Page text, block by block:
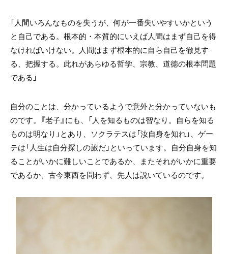
「人間いろんなものを失うが、何が一番失いやすいかという
と自己である。根本的・本質的にいえば人間はまず自己を得
なければいけない。人間はまず根本的に自ら自己を徹見す
る、把握する。此れがあらゆる哲学、宗教、道徳の根本問題
である」
自分のことは、分かっているようで意外と分かっていないも
のです。『老子』にも、「人を知るものは智なり。自らを知る
ものは明なり」とあり、ソクラテスは「汝自身を知れ」、ゲー
テは「人生は自分探しの旅だ」といっています。自分自身を知
ることがいかに難しいことであるか、またそれがいかに重要
であるか、古今東西を問わず、先人は説いているのです。